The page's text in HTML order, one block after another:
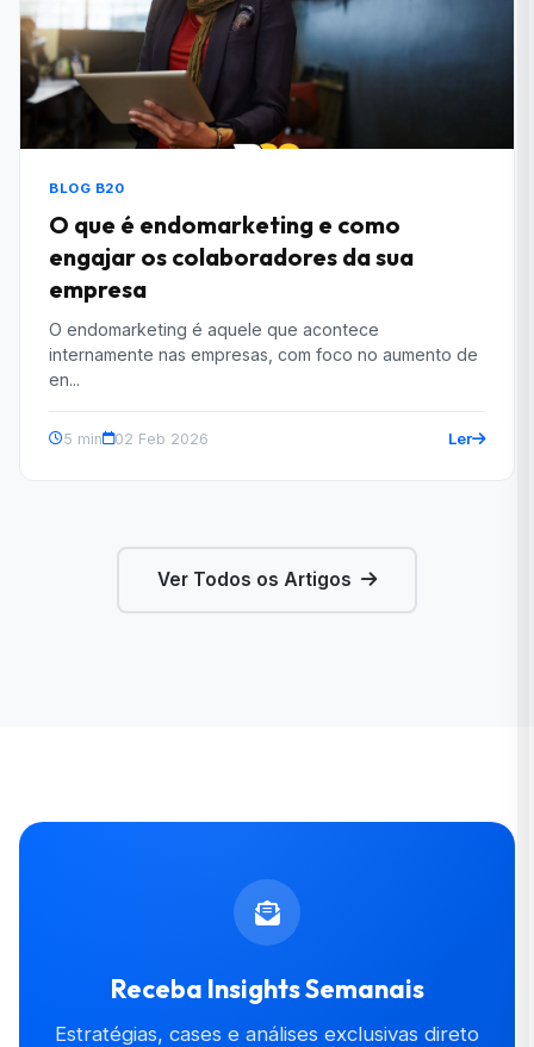
BLOG B20
O que é endomarketing e como
engajar os colaboradores da sua
empresa
O endomarketing é aquele que acontece
internamente nas empresas, com foco no aumento de
en...
5 min 02 Feb 2026 Ler
Ver Todos os Artigos
Receba Insights Semanais
Estratégias, cases e análises exclusivas direto